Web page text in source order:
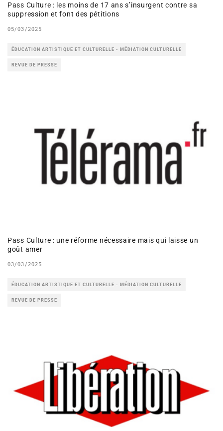
Pass Culture : les moins de 17 ans s’insurgent contre sa
suppression et font des pétitions
05/03/2025
ÉDUCATION ARTISTIQUE ET CULTURELLE - MÉDIATION CULTURELLE
REVUE DE PRESSE
Pass Culture : une réforme nécessaire mais qui laisse un
goût amer
03/03/2025
ÉDUCATION ARTISTIQUE ET CULTURELLE - MÉDIATION CULTURELLE
REVUE DE PRESSE